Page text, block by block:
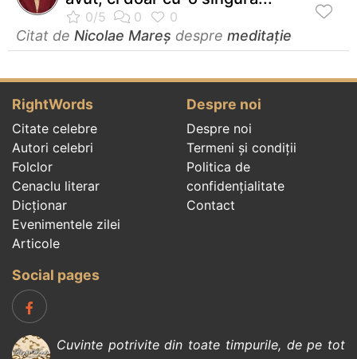
Citat de Nicolae Mareș despre meditație
RightWords
Citate celebre
Autori celebri
Folclor
Cenaclu literar
Dicționar
Evenimentele zilei
Articole
Despre noi
Despre noi
Termeni și condiții
Politica de
confidenţialitate
Contact
Social pages
Cuvinte potrivite din toate timpurile, de pe tot